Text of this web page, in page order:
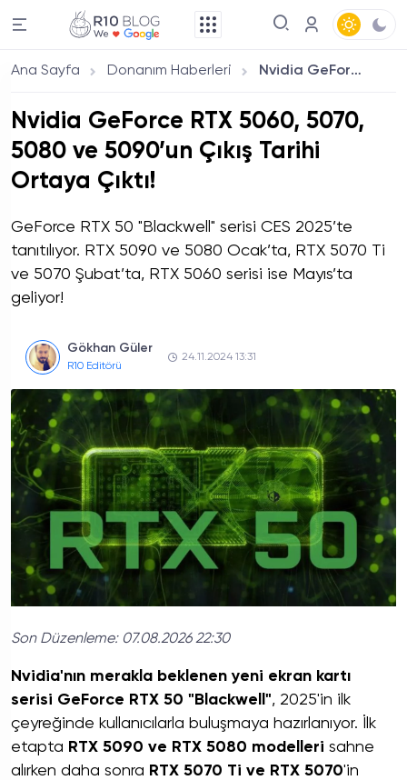
Ana Sayfa Donanım Haberleri Nvidia GeForce RTX 5060, 5070, 5080 ve 5090’un Çıkış Tarihi Ortaya Çıktı!
Nvidia GeForce RTX 5060, 5070,
5080 ve 5090’un Çıkış Tarihi
Ortaya Çıktı!
GeForce RTX 50 "Blackwell" serisi CES 2025’te
tanıtılıyor. RTX 5090 ve 5080 Ocak’ta, RTX 5070 Ti
ve 5070 Şubat’ta, RTX 5060 serisi ise Mayıs’ta
geliyor!
Gökhan Güler
R10 Editörü
24.11.2024 13:31
Son Düzenleme: 07.08.2026 22:30
Nvidia'nın merakla beklenen yeni ekran kartı
serisi GeForce RTX 50 "Blackwell", 2025'in ilk
çeyreğinde kullanıcılarla buluşmaya hazırlanıyor. İlk
etapta RTX 5090 ve RTX 5080 modelleri sahne
alırken daha sonra RTX 5070 Ti ve RTX 5070'in